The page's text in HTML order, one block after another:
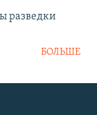
разведки
БОЛЬШЕ